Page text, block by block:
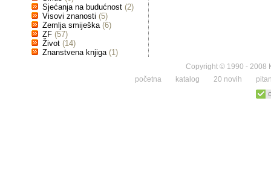
Sjećanja na budućnost (2)
Visovi znanosti (5)
Zemlja smiješka (6)
ZF (57)
Život (14)
Znanstvena knjiga (1)
Copyright © 1990 - 2008
početna
katalog 20 novih